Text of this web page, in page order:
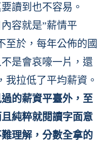
讀到也不容易。
容就是”薪情平
至於，每年公佈的國
是會哀嚎一片，還
我拉低了平均薪資。
的薪資平臺外，至
純粹就閱讀字面意
理解，分數全拿的